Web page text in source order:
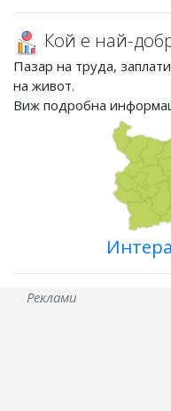
Кой е най-
Пазар на труда,
на живот.
Виж подробна
Реклами